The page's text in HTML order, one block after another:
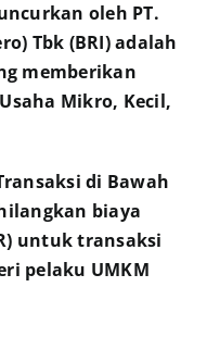
oleh PT.
Tbk (BRI) adalah
memberikan
Mikro, Kecil,
di Bawah
biaya
untuk transaksi
pelaku UMKM